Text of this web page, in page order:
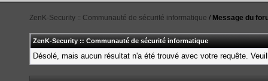
ZenK-Security :: Communauté de sécurité informatique / Message du
ZenK-Security :: Communauté de sécurité informatique
Désolé, mais aucun résultat n'a été trouvé avec votre requête.